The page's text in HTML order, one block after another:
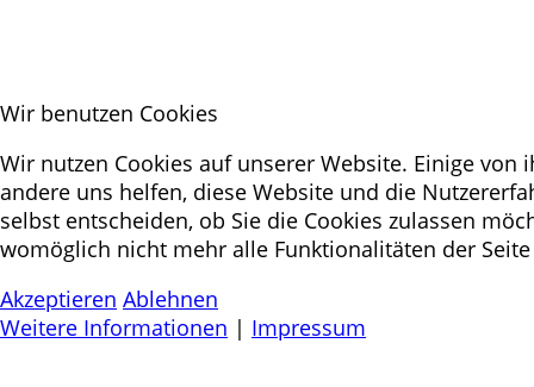
Wir benutzen Cookies
Wir nutzen Cookies auf unserer Website. Einige
andere uns helfen, diese Website und die
selbst entscheiden, ob Sie die Cookies zulassen
womöglich nicht mehr alle Funktionalitäten der
Akzeptieren Ablehnen
Weitere Informationen | Impressum